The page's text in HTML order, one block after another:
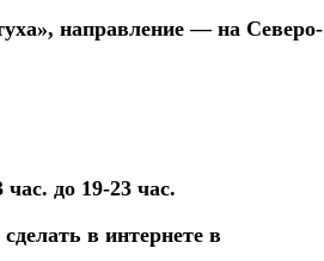
направление — на Северо-
до 19-23 час.
в интернете в